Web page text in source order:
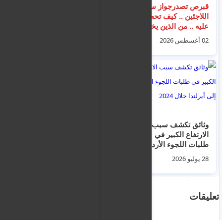
قبرص تصدرجواز سفر
اللاجئين .. كيف تحصل
عليه .. من الذين يخق
لهم اقتنائه وماهي
مميزاته للاجئين؟
02 أغسطس 2026
وثائق تكشف سبب
الارتفاع الكبير في
طلبات اللجوء الأردنية
إلى أيرلندا خلال 202428 يوليو 2026
تعليقات